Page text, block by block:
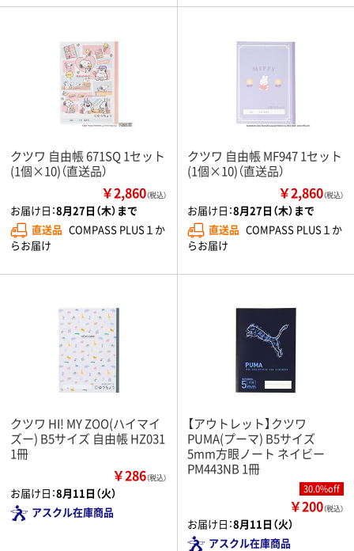
クツワ 自由帳 671SQ 1セット
(1個×10)（直送品）
￥2,860（税込）
お届け日：8月27日（木）まで
直送品 COMPASS PLUS１か
らお届け
クツワ 自由帳 MF947 1セット
(1個×10)（直送品）
￥2,860（税込）
お届け日：8月27日（木）まで
直送品 COMPASS PLUS１か
らお届け
クツワ HI! MY ZOO(ハイマイ
ズー) B5サイズ 自由帳 HZ031
1冊
￥286（税込）
お届け日：8月11日（火）
アスクル在庫商品
【アウトレット】クツワ
PUMA(プーマ) B5サイズ
5mm方眼ノート ネイビー
PM443NB 1冊
30.0%off
￥200（税込）
お届け日：8月11日（火）
アスクル在庫商品